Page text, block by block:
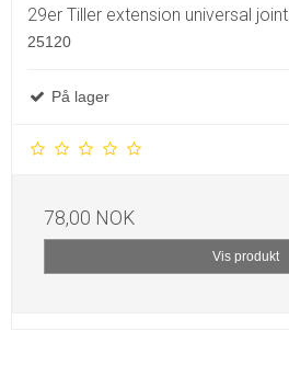
29er Tiller extension universal joint
25120
På lager
78,00 NOK
Vis produkt